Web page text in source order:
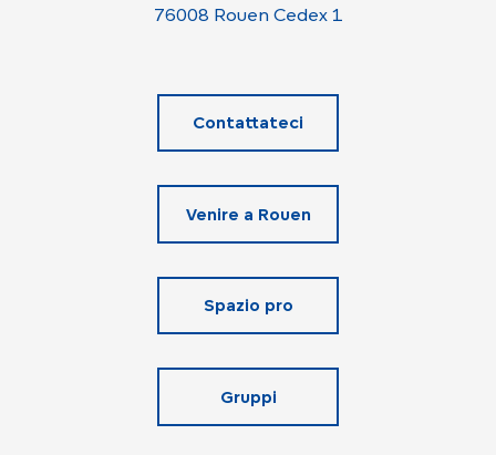
76008 Rouen Cedex 1
Contattateci
Venire a Rouen
Spazio pro
Gruppi